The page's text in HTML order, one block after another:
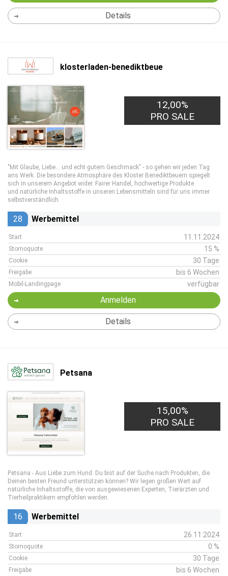
Details
klosterladen-benediktbeue
12,00%
PRO SALE
"Mit Glaube, Liebe... und echt gutem Geschmack" - so gehen wir jeden Tag
ans Werk. Die besondere Atmosphäre des Kloster Benediktbeuern spiegelt
sich in unserem Angebot wider. Fairer Handel, hochwertige Produkte
und natürliche Inhaltsstoffe in unseren Lebensmitteln sind für uns immer
selbstverständlich.
28 Werbemittel
Start 11.11.2024
Stornoquote 15 %
Cookie 30 Tage
Freigabe bis 6 Wochen
Mobil-Landingpage verfügbar
Anmelden
Details
Petsana
15,00%
PRO SALE
Petsana - Aus Liebe zum Hund. Du bist auf der Suche nach Produkten, die
Deinen besten Freund unterstützen können? Wir legen großen Wert auf
natürliche Inhaltsstoffe, die von ausgewiesenen Experten, Tierärzten und
Tierheilpraktikern empfohlen werden.
16 Werbemittel
Start 26.11.2024
Stornoquote 0 %
Cookie 30 Tage
Freigabe bis 6 Wochen